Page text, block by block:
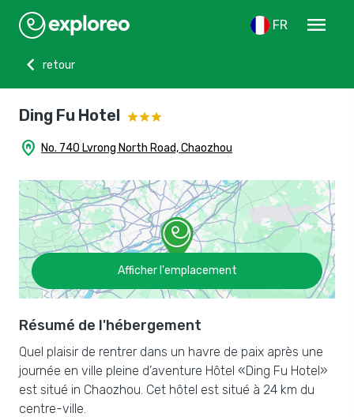
FR
menu
chevron_left
retour
Ding Fu Hotel
home_pin No. 740 Lvrong North Road, Chaozhou
Afficher l'emplacement
Résumé de l'hébergement
Quel plaisir de rentrer dans un havre de paix après une
journée en ville pleine d’aventure Hôtel «Ding Fu Hotel»
est situé in Chaozhou. Cet hôtel est situé à 24 km du
centre-ville.